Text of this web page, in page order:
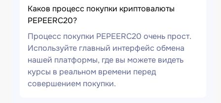
Каков процесс покупки криптовалюты
PEPEERC20?
Процесс покупки PEPEERC20 очень прост.
Используйте главный интерфейс обмена
нашей платформы, где вы можете видеть
курсы в реальном времени перед
совершением покупки.